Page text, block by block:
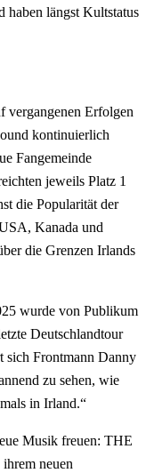
haben längst Kultstatus
Erfolgen
kontinuierlich
Fangemeinde
jeweils Platz 1
die Popularität der
Kanada und
die Grenzen Irlands
wurde von Publikum
Deutschlandtour
sich Frontmann Danny
zu sehen, wie
in Irland.
Musik freuen: THE
neuen